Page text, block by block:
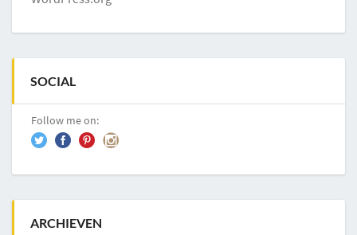
SOCIAL
Follow me on:
ARCHIEVEN